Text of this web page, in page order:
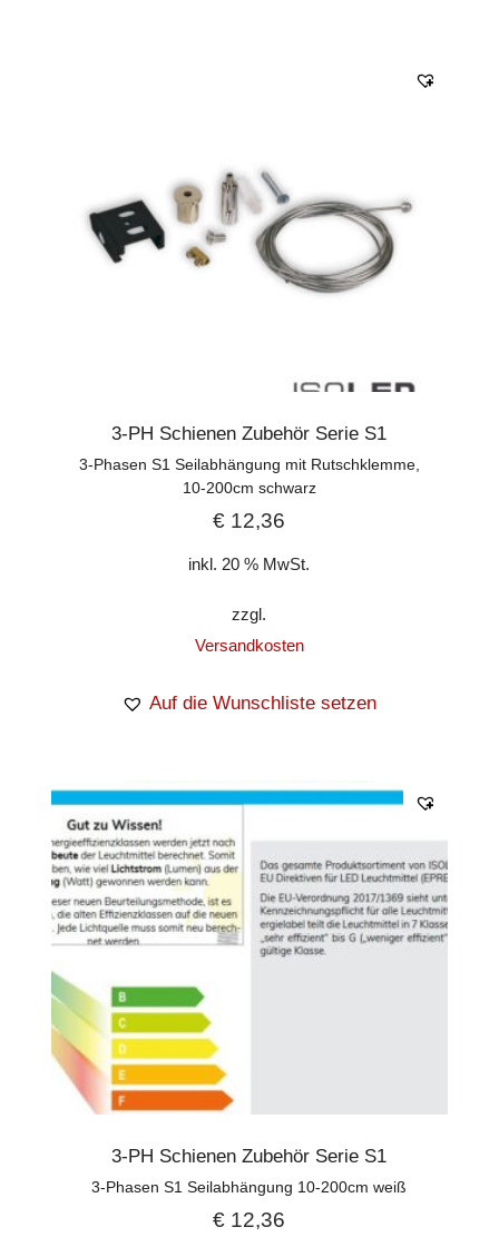
3-PH Schienen Zubehör Serie S1
3-Phasen S1 Seilabhängung mit Rutschklemme,
10-200cm schwarz
€ 12,36
inkl. 20 % MwSt.
zzgl.
Versandkosten
Auf die Wunschliste setzen
3-PH Schienen Zubehör Serie S1
3-Phasen S1 Seilabhängung 10-200cm weiß
€ 12,36